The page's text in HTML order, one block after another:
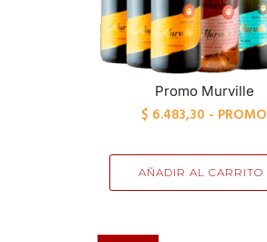
Promo Murville
$ 6.483,30 - PROMO
AÑADIR AL CARRITO